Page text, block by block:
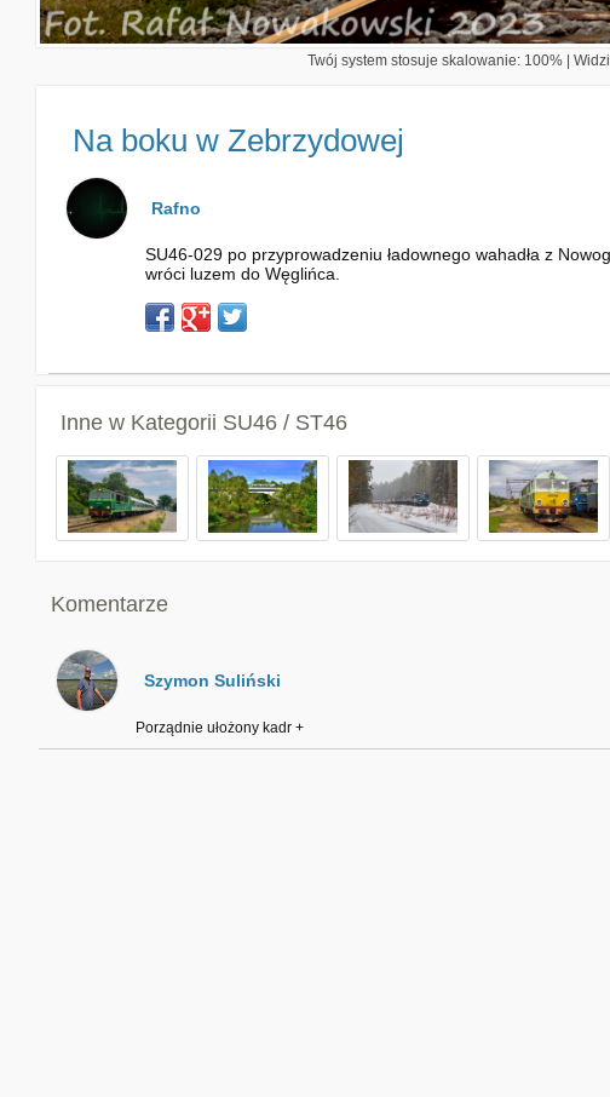
Twój system stosuje skalowanie: 100% |
Na boku w Zebrzydowej
Rafno
SU46-029 po przyprowadzeniu ładownego wahadła z
wróci luzem do Węglińca.
Inne w Kategorii SU46 / ST46
Komentarze
Szymon Suliński
Porządnie ułożony kadr +